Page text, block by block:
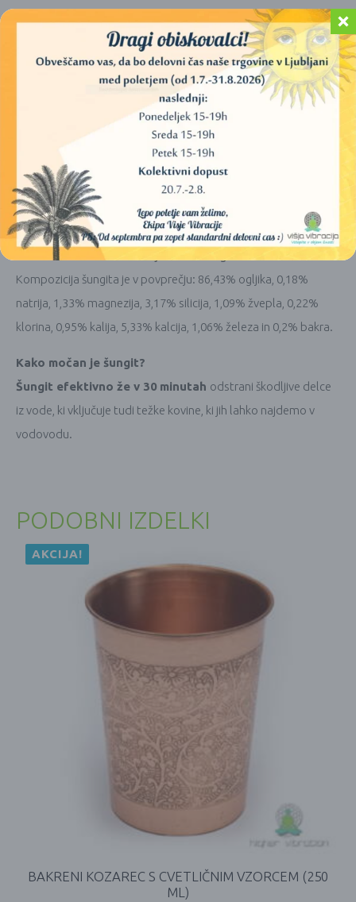
100 g šungitnih kosmičev. Že po 30-120
minutah je kvaliteta vode izredno izboljšana.A če lahko
počakate 24-72 ur, bo voda odlična, pripravljena in tudi izredno
dobrega okusa in zelo primerna pitje. Steklenico ali vrč
imejte odprto med samo fitracijo.
Kako šungit ščiti pred EMF (elektro-magnetnim sevanjem)?
Šungit absorbira
nevtralizirafrekvence škodljivega
sevanja s pomočjo fulerenov, ki so v njegovi naravni
kompoziciji.
Katere minerale lahko najdemo v šungitu?
Kompozicija šungita je v povprečju: 86,43% ogljika, 0,18%
natrija, 1,33% magnezija, 3,17% silicija, 1,09% žvepla, 0,22%
klorina, 0,95% kalija, 5,33% kalcija, 1,06% železa in 0,2% bakra.
Kako močan je šungit?
Šungit efektivno že v 30 minutah odstrani škodljive delce
iz vode, ki vključuje tudi težke kovine, ki jih lahko najdemo v
vodovodu.
PODOBNI IZDELKI
AKCIJA!
BAKRENI KOZAREC S CVETLIČNIM VZORCEM (250
ML)